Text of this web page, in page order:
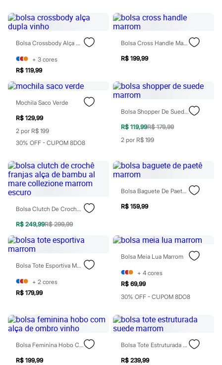
Sonic
Stitch
Beleza
Kits
Novidades
Cabelos
Condicionador
Escovas e Pentes
Shampoo
Tratamento
Cuidados com o corpo
Hidratante
Protetor solar
Cuidados com o rosto
Esfoliante
Hidratante
Protetor solar
Tônicos
Maquiagens
Base
Batom
Blush
Corretivo
Gloss
Sombras
Al Wataniah
Banderas
Beleza C&A
Carolina Herrera
Ciclo
Fran by Franciny Ehlke
Jean Paul Gaultier
Lancôme
Bolsa Crossbody Alça Dupla Vinho
+ 3 cores
R$ 119,99
Bolsa Cross Handle Marrom
R$ 199,99
Mochila Saco Verde
R$ 129,99
2 por R$ 199
30% OFF - CUPOM 8DO8
Bolsa Shopper De Suede Marrom
R$ 119,99R$ 179,99
2 por R$ 199
Bolsa Clutch De Crochê Franjas Alça De Bambu Al Mare Collezione Marrom Escuro
R$ 249,99R$ 299,99
Bolsa Baguete De Paetê Marrom
R$ 159,99
Bolsa Tote Esportiva Marrom
+ 2 cores
R$ 179,99
Bolsa Meia Lua Marrom
+ 4 cores
R$ 69,99
30% OFF - CUPOM 8DO8
Bolsa Feminina Hobo Com Alça De Ombro Vinho
R$ 199,99
Bolsa Tote Estruturada Suede Marrom
R$ 239,99